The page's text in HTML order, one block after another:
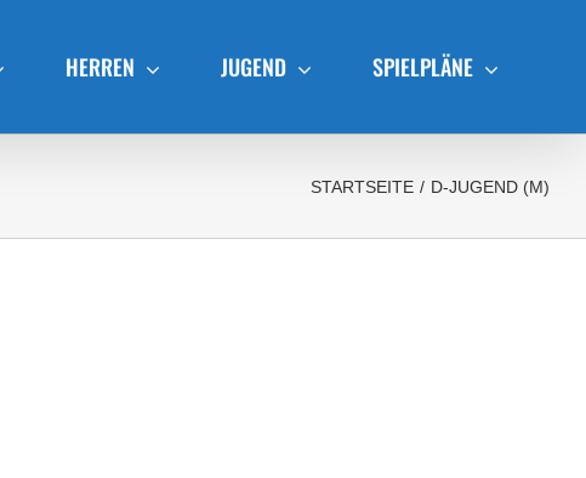
HERREN JUGEND SPIELPLÄNE
STARTSEITE / D-JUGEND (M)